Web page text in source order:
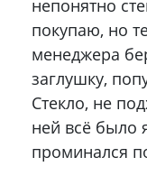
непонятно
покупаю, но
менеджера
заглушку,
Стекло, не
ней всё было
проминался